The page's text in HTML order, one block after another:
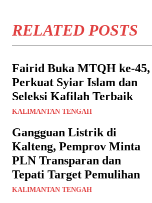
RELATED POSTS
Fairid Buka MTQH ke-45,
Perkuat Syiar Islam dan
Seleksi Kafilah Terbaik
KALIMANTAN TENGAH
Gangguan Listrik di
Kalteng, Pemprov Minta
PLN Transparan dan
Tepati Target Pemulihan
KALIMANTAN TENGAH